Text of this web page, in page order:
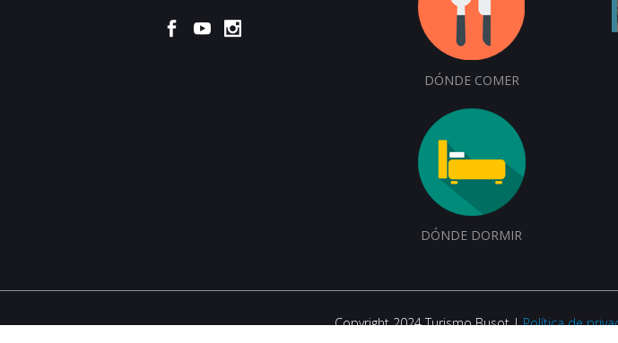
DÓNDE COMER
DÓNDE DORMIR
Copyright 2024 Turismo Busot |Política de